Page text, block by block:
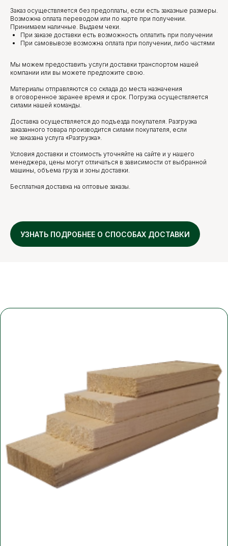
Заказ осуществляется без предоплаты, если есть заказные размеры.
Возможна оплата переводом или по карте при получении.
Принимаем наличные. Выдаем чеки.
При заказе доставки есть возможность оплатить при получении
При самовывозе возможна оплата при получении, либо частями
Мы можем предоставить услуги доставки транспортом нашей
компании или вы можете предложите свою.
Материалы отправляются со склада до места назначения
в оговоренное заранее время и срок. Погрузка осуществляется
силами нашей команды.
Доставка осуществляется до подъезда покупателя. Разгрузка
заказанного товара производится силами покупателя, если
не заказана услуга «Разгрузка».
Условия доставки и стоимость уточняйте на сайте и у нашего
менеджера, цены могут отличаться в зависимости от выбранной
машины, объема груза и зоны доставки.
Бесплатная доставка на оптовые заказы.
УЗНАТЬ ПОДРОБНЕЕ О СПОСОБАХ ДОСТАВКИ
Либо вы можете заполнить форму для
консультации с нашим менеджером
Уточните вопросы у нашего
специалиста
vse.pilomaterialy@mail.ru
+7 (921) 844-47-77
+7 (926) 295-45-00